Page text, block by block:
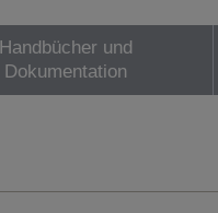
Handbücher und
Dokumentation